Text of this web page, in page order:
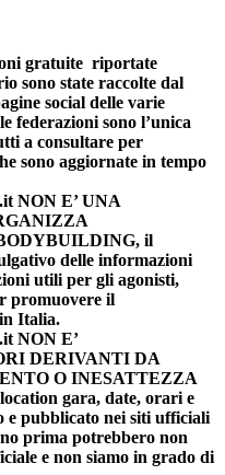
gratuite riportate
sono state raccolte dal
social delle varie
federazioni sono l’unica
a consultare per
sono aggiornate in tempo
NON E’ UNA
il
delle informazioni
utili per gli agonisti,
promuovere il
Italia.
NON E’
DERIVANTI DA
O INESATTEZZA
gara, date, orari e
e pubblicato nei siti ufficiali
prima potrebbero non
e non siamo in grado di